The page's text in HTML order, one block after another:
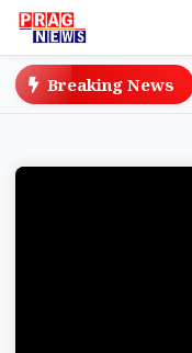
Breaking News
of Flood-Damaged